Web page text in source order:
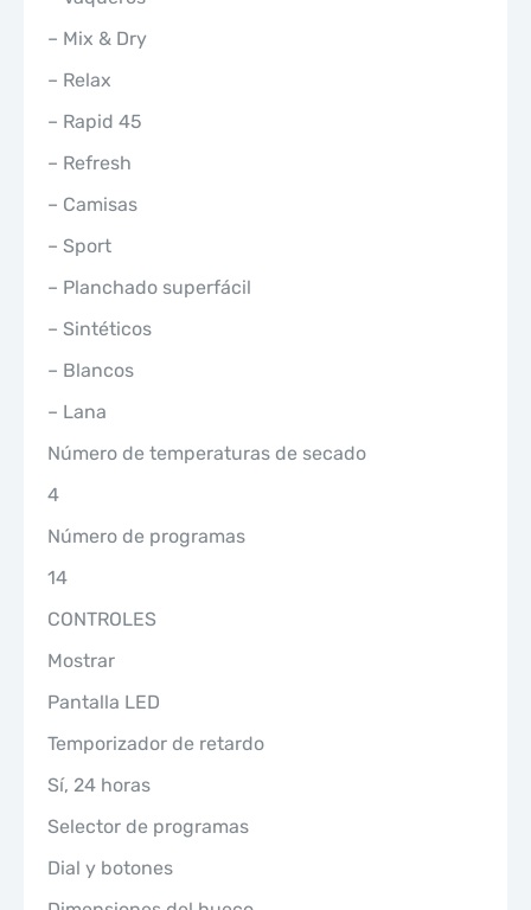
– Mix & Dry
– Relax
– Rapid 45
– Refresh
– Camisas
– Sport
– Planchado superfácil
– Sintéticos
– Blancos
– Lana
Número de temperaturas de secado
4
Número de programas
14
CONTROLES
Mostrar
Pantalla LED
Temporizador de retardo
Sí, 24 horas
Selector de programas
Dial y botones